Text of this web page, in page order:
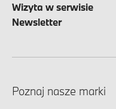
Wizyta w serwisie
Newsletter
Poznaj nasze marki